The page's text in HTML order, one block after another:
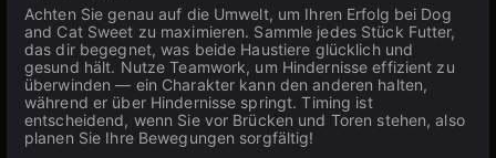
Achten Sie genau auf die Umwelt, um Ihren Erfolg bei Dog
and Cat Sweet zu maximieren. Sammle jedes Stück Futter,
das dir begegnet, was beide Haustiere glücklich und
gesund hält. Nutze Teamwork, um Hindernisse effizient zu
überwinden — ein Charakter kann den anderen halten,
während er über Hindernisse springt. Timing ist
entscheidend, wenn Sie vor Brücken und Toren stehen, also
planen Sie Ihre Bewegungen sorgfältig!